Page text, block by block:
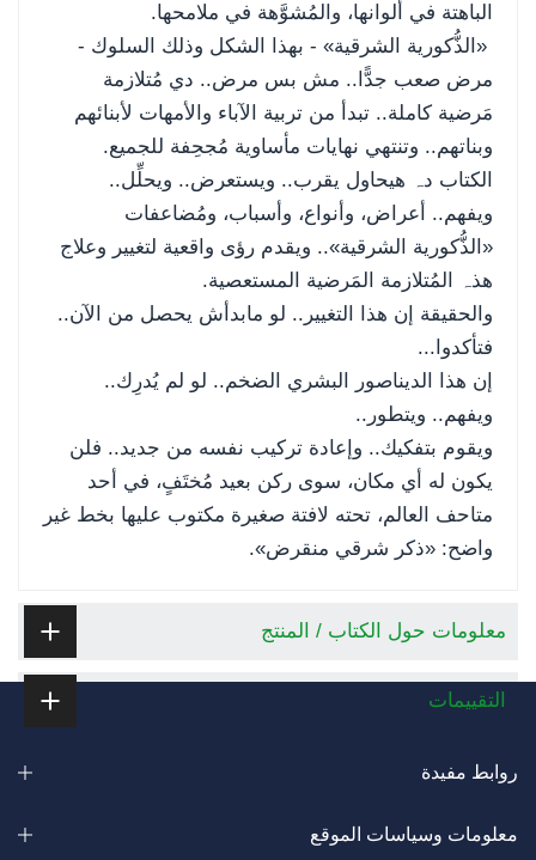
الباهتة في ألوانها، والمُشوَّهة في ملامحها.
«الذُّكورية الشرقية» - بهذا الشكل وذلك السلوك -
مرض صعب جدًّا.. مش بس مرض.. دي مُتلازمة
مَرضية كاملة.. تبدأ من تربية الآباء والأمهات لأبنائهم
وبناتهم.. وتنتهي نهايات مأساوية مُجحِفة للجميع.
الكتاب دہ هيحاول يقرب.. ويستعرض.. ويحلِّل..
ويفهم.. أعراض، وأنواع، وأسباب، ومُضاعفات
«الذُّكورية الشرقية».. ويقدم رؤى واقعية لتغيير وعلاج
هذہ المُتلازمة المَرضية المستعصية.
والحقيقة إن هذا التغيير.. لو مابدأش يحصل من الآن..
فتأكدوا...
إن هذا الديناصور البشري الضخم.. لو لم يُدرِك..
ويفهم.. ويتطور..
ويقوم بتفكيك.. وإعادة تركيب نفسه من جديد.. فلن
يكون له أي مكان، سوى ركن بعيد مُختَفٍ، في أحد
متاحف العالم، تحته لافتة صغيرة مكتوب عليها بخط غير
واضح: «ذكر شرقي منقرض».
معلومات حول الكتاب / المنتج
التقييمات
روابط مفيدة
معلومات وسياسات الموقع